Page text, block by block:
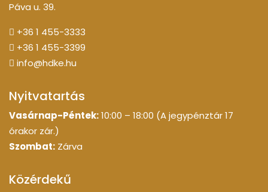
Páva u. 39.
+36 1 455-3333
+36 1 455-3399
info@hdke.hu
Nyitvatartás
Vasárnap-Péntek:10:00 – 18:00 (A jegypénztár 17
órakor zár.)
Szombat: Zárva
Közérdekű